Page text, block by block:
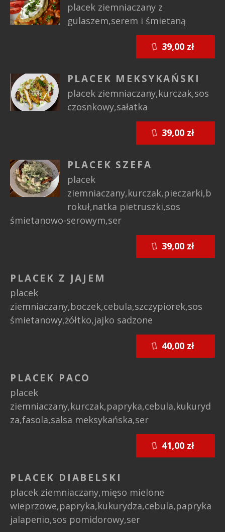
placek ziemniaczany z
gulaszem,serem i śmietaną
PLACEK MEKSYKAŃSKI
placek ziemniaczany,kurczak,sos
czosnkowy,sałatka
PLACEK SZEFA
placek
ziemniaczany,kurczak,pieczarki,b
rokuł,natka pietruszki,sos
śmietanowo-serowym,ser
PLACEK Z JAJEM
placek
ziemniaczany,boczek,cebula,szczypiorek,sos
śmietanowy,żółtko,jajko sadzone
PLACEK PACO
placek
ziemniaczany,kurczak,papryka,cebula,kukuryd
za,fasola,salsa meksykańska,ser
PLACEK DIABELSKI
placek ziemniaczany,mięso mielone
wieprzowe,papryka,kukurydza,cebula,papryka
jalapenio,sos pomidorowy,ser